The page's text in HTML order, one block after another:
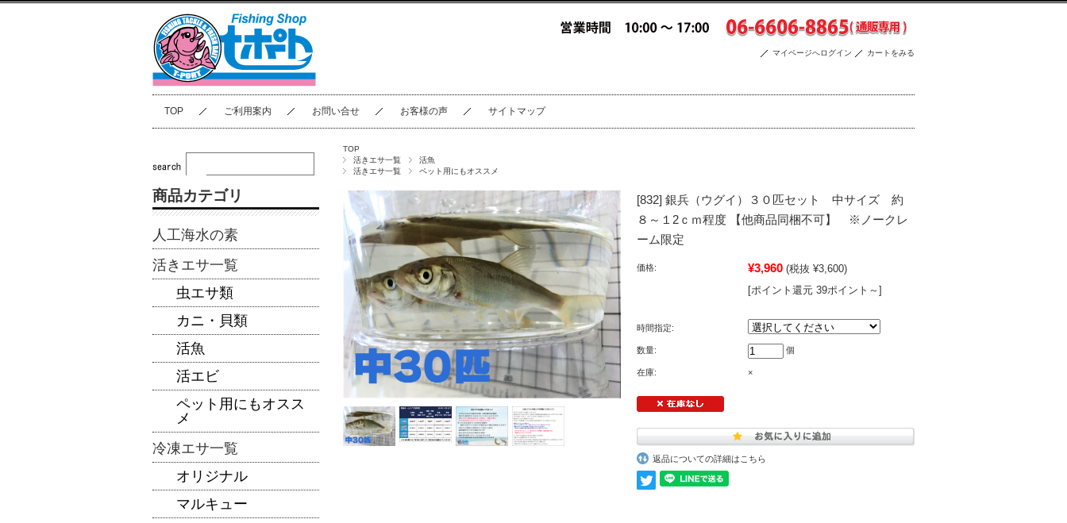
マイページへログイン カートをみる
TOP ご利用案内 お問い合せ お客様の声 サイトマップ
TOP
活きエサ一覧
活魚
活きエサ一覧
ペット用にもオススメ
[832] 銀兵（ウグイ）３０匹セット 中サイズ 約
８～１2ｃｍ程度 【他商品同梱不可】 ※ノークレ
ーム限定
価格: ¥3,960 (税抜 ¥3,600)
[ポイント還元 39ポイント～]
時間指定:
数量: 個
在庫: ×
返品についての詳細はこちら
商品カテゴリ
人工海水の素
活きエサ一覧
虫エサ類
カニ・貝類
活魚
活エビ
ペット用にもオスス
メ
冷凍エサ一覧
オリジナル
マルキュー